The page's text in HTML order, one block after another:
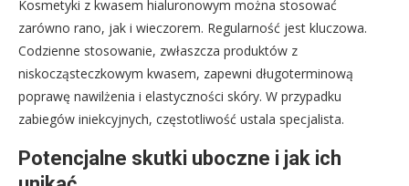
Kosmetyki z kwasem hialuronowym można stosować
zarówno rano, jak i wieczorem. Regularność jest kluczowa.
Codzienne stosowanie, zwłaszcza produktów z
niskocząsteczkowym kwasem, zapewni długoterminową
poprawę nawilżenia i elastyczności skóry. W przypadku
zabiegów iniekcyjnych, częstotliwość ustala specjalista.
Potencjalne skutki uboczne i jak ich